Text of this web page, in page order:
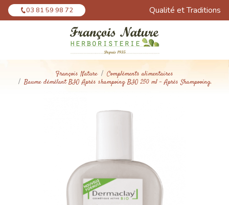
03 81 59 98 72 Qualité et Traditions
François Nature
Compléments alimentaires
Baume démêlant BIO Après shampoing BIO 250 ml - Après Shampooing.
Panneau de gestion des cookies